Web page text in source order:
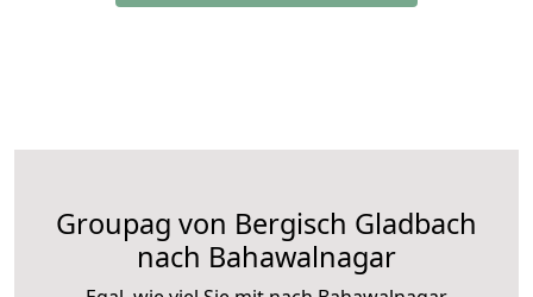
Groupag von Bergisch Gladbach
nach Bahawalnagar